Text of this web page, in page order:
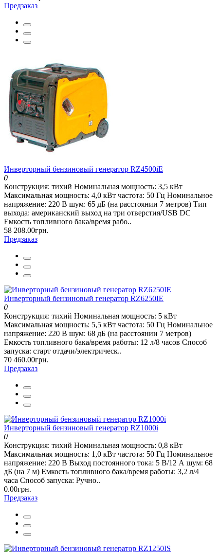
Предзаказ
Инверторный бензиновый генератор RZ4500iE
0
Конструкция: тихий Номинальная мощность: 3,5 кВт
Максимальная мощность: 4,0 кВт частота: 50 Гц Номинальное
напряжение: 220 В шум: 65 дБ (на расстоянии 7 метров) Тип
выхода: американский выход на три отверстия/USB DC
Емкость топливного бака/время рабо..
58 208.00грн.
Предзаказ
Инверторный бензиновый генератор RZ6250IE
0
Конструкция: тихий Номинальная мощность: 5 кВт
Максимальная мощность: 5,5 кВт частота: 50 Гц Номинальное
напряжение: 220 В шум: 68 дБ (на расстоянии 7 метров)
Емкость топливного бака/время работы: 12 л/8 часов Способ
запуска: старт отдачи/электрическ..
70 460.00грн.
Предзаказ
Инверторный бензиновый генератор RZ1000i
0
Конструкция: тихий Номинальная мощность: 0,8 кВт
Максимальная мощность: 1,0 кВт частота: 50 Гц Номинальное
напряжение: 220 В Выход постоянного тока: 5 В/12 А шум: 68
дБ (на 7 м) Емкость топливного бака/время работы: 3,2 л/4
часа Способ запуска: Ручно..
0.00грн.
Предзаказ